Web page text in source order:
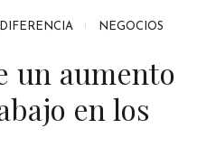
NEGOCIOS
un aumento
en los